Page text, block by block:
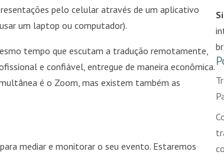
pelo celular através de um aplicativo
um laptop ou computador).
tempo que escutam a tradução remotamente,
e confiável, entregue de maneira econômica.
é o Zoom, mas existem também as
mediar e monitorar o seu evento. Estaremos
br